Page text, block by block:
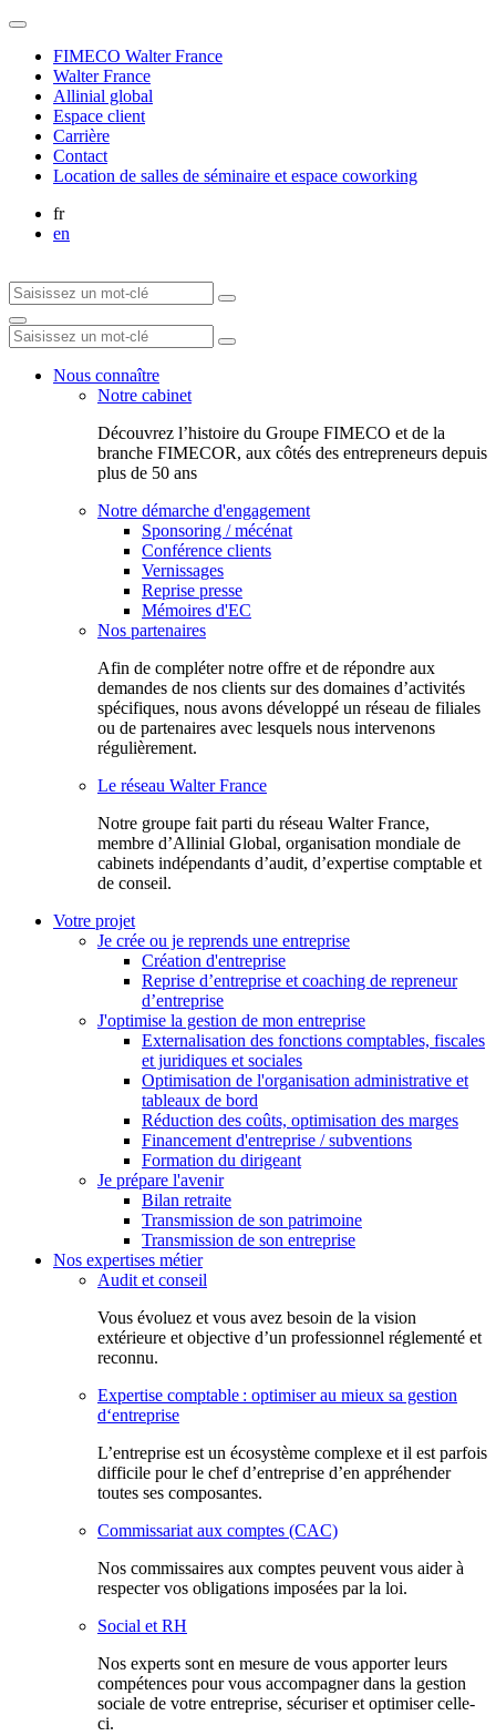
FIMECO Walter France
Walter France
Allinial global
Espace client
Carrière
Contact
Location de salles de séminaire et espace coworking
fr
en
Nous connaître
Notre cabinet
Découvrez l’histoire du Groupe FIMECO et de la
branche FIMECOR, aux côtés des entrepreneurs depuis
plus de 50 ans
Notre démarche d'engagement
Sponsoring / mécénat
Conférence clients
Vernissages
Reprise presse
Mémoires d'EC
Nos partenaires
Afin de compléter notre offre et de répondre aux
demandes de nos clients sur des domaines d’activités
spécifiques, nous avons développé un réseau de filiales
ou de partenaires avec lesquels nous intervenons
régulièrement.
Le réseau Walter France
Notr​e groupe fait parti du réseau Walter France,
membre d’Allinial Global, organisation mondiale de
cabinets indépendants d’audit, d’expertise comptable et
de conseil.
Votre projet
Je crée ou je reprends une entreprise
Création d'entreprise
Reprise d’entreprise et coaching de repreneur
d’entreprise
J'optimise la gestion de mon entreprise
Externalisation des fonctions comptables, fiscales
et juridiques et sociales
Optimisation de l'organisation administrative et
tableaux de bord
Réduction des coûts, optimisation des marges
Financement d'entreprise / subventions
Formation du dirigeant
Je prépare l'avenir
Bilan retraite
Transmission de son patrimoine
Transmission de son entreprise
Nos expertises métier
Audit et conseil
Vous évoluez et vous avez besoin de la vision
extérieure et objective d’un professionnel réglementé et
reconnu.
Expertise comptable : optimiser au mieux sa gestion
d‘entreprise
L’entreprise est un écosystème complexe et il est parfois
difficile pour le chef d’entreprise d’en appréhender
toutes ses composantes.
Commissariat aux comptes (CAC)
Nos commissaires aux comptes peuvent vous aider à
respecter vos obligations imposées par la loi.
Social et RH
Nos experts sont en mesure de vous apporter leurs
compétences pour vous accompagner dans la gestion
sociale de votre entreprise, sécuriser et optimiser celle-
ci.